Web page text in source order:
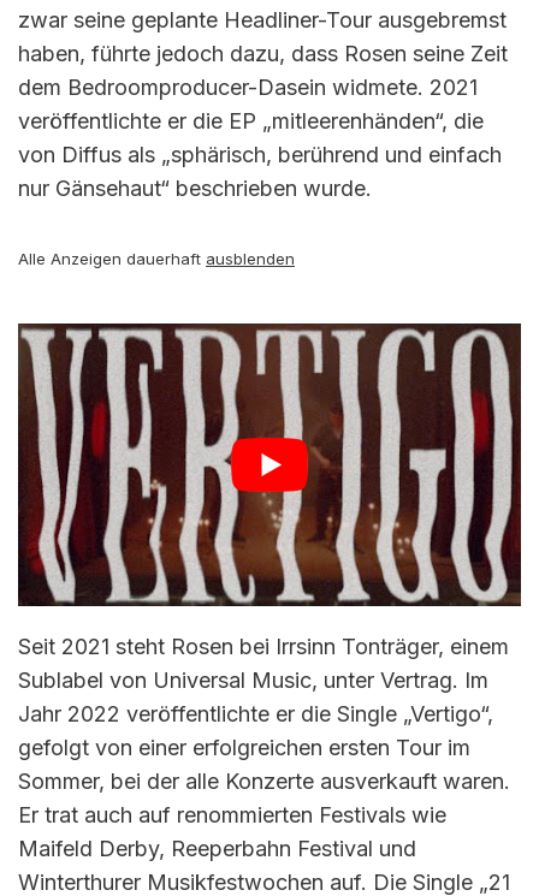
zwar seine geplante Headliner-Tour ausgebremst
haben, führte jedoch dazu, dass Rosen seine Zeit
dem Bedroomproducer-Dasein widmete. 2021
veröffentlichte er die EP „mitleerenhänden“, die
von Diffus als „sphärisch, berührend und einfach
nur Gänsehaut“ beschrieben wurde.
Alle Anzeigen dauerhaft ausblenden
Seit 2021 steht Rosen bei Irrsinn Tonträger, einem
Sublabel von Universal Music, unter Vertrag. Im
Jahr 2022 veröffentlichte er die Single „Vertigo“,
gefolgt von einer erfolgreichen ersten Tour im
Sommer, bei der alle Konzerte ausverkauft waren.
Er trat auch auf renommierten Festivals wie
Maifeld Derby, Reeperbahn Festival und
Winterthurer Musikfestwochen auf. Die Single „21